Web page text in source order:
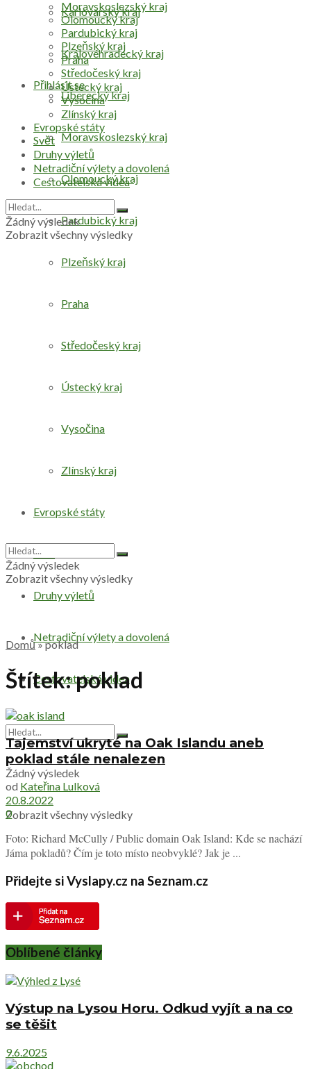
Přihlásit se
Karlovarský kraj
Královéhradecký kraj
Liberecký kraj
Moravskoslezský kraj
Olomoucký kraj
Pardubický kraj
Plzeňský kraj
Praha
Středočeský kraj
Ústecký kraj
Vysočina
Zlínský kraj
Evropské státy
Svět
Druhy výletů
Netradiční výlety a dovolená
Cestovatelská videa
Žádný výsledek
Zobrazit všechny výsledky
Moravskoslezský kraj
Olomoucký kraj
Pardubický kraj
Plzeňský kraj
Praha
Středočeský kraj
Ústecký kraj
Vysočina
Zlínský kraj
Evropské státy
Svět
Druhy výletů
Netradiční výlety a dovolená
Cestovatelská videa
Žádný výsledek
Zobrazit všechny výsledky
Žádný výsledek
Zobrazit všechny výsledky
Domů»poklad
Štítek:poklad
Tajemství ukryté na Oak Islandu aneb
poklad stále nenalezen
od Kateřina Lulková
20.8.2022
0
Foto: Richard McCully / Public domain Oak Island: Kde se nachází
Jáma pokladů? Čím je toto místo neobvyklé? Jak je ...
Přidejte si Vyslapy.cz na Seznam.cz
Oblíbené články
Výstup na Lysou Horu. Odkud vyjít a na co
se těšit
9.6.2025